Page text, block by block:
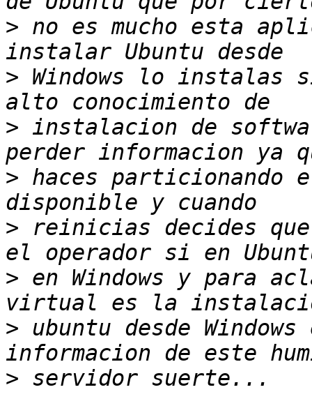
> no es mucho esta
> Windows lo instalas
> instalacion de
> haces particionando
> reinicias decides
> en Windows y para
> ubuntu desde
>